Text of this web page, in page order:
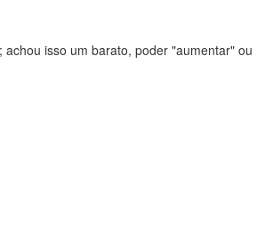
isso um barato, poder "aumentar" ou